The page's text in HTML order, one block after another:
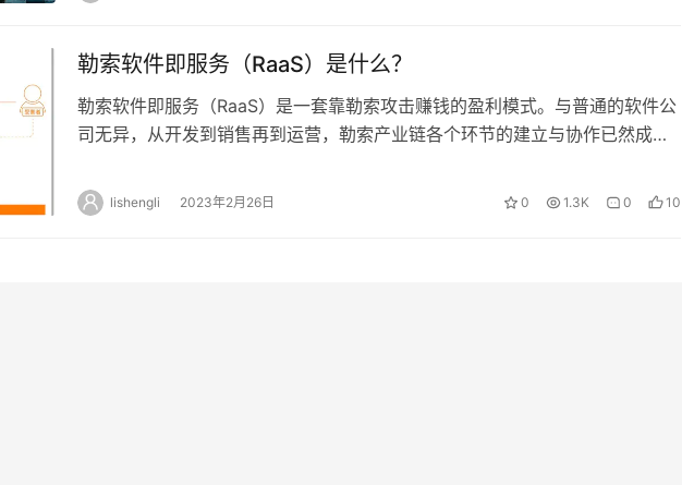
勒索软件即服务（RaaS）是什么？
勒索软件即服务（RaaS）是一套靠勒索攻击赚钱的盈利模式。与普通的软件公
司无异，从开发到销售再到运营，勒索产业链各个环节的建立与协作已然成
lishengli 2023年2月26日 0 1.3K 0 10